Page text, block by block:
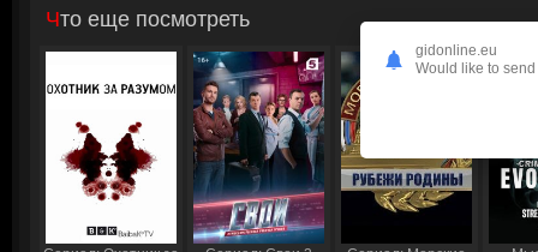
Что еще посмотреть
gidonline.eu
Would like to